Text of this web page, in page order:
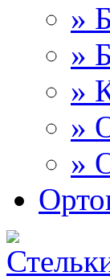
»
»
»
»
»